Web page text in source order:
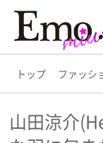
トップ ファッシ
トップ
山田涼介